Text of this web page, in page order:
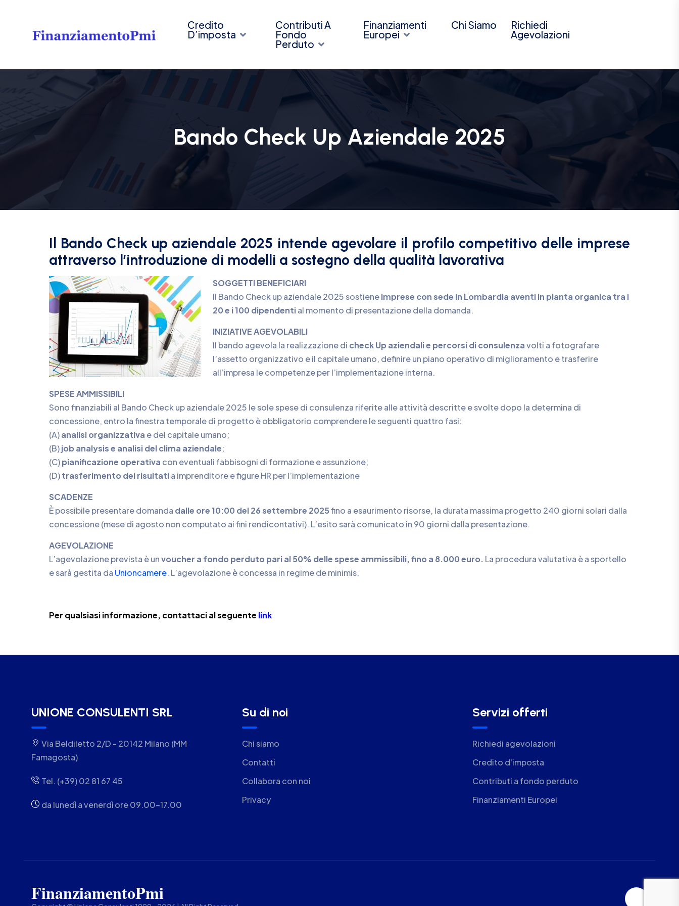
Credito
D’imposta
Contributi A
Fondo
Perduto
Finanziamenti
Europei
Chi Siamo Richiedi
Agevolazioni
Bando Check Up Aziendale 2025
Il Bando Check up aziendale 2025 intende agevolare il profilo competitivo delle imprese
attraverso l’introduzione di modelli a sostegno della qualità lavorativa
SOGGETTI BENEFICIARI
Il Bando Check up aziendale 2025 sostieneImprese con sede in Lombardia aventi in pianta organica tra i
20 e i 100 dipendential momento di presentazione della domanda.
INIZIATIVE AGEVOLABILI
Il bando agevola la realizzazione di check Up aziendali e percorsi di consulenzavolti a fotografare
l’assetto organizzativo e il capitale umano, definire un piano operativo di miglioramento e trasferire
all’impresa le competenze per l’implementazione interna.
SPESE AMMISSIBILI
Sono finanziabili al Bando Check up aziendale 2025 le sole spese di consulenza riferite alle attività descritte e svolte dopo la determina di
concessione, entro la finestra temporale di progetto è obbligatorio comprendere le seguenti quattro fasi:
(A)analisi organizzativa e del capitale umano;
(B)job analysis e analisi del clima aziendale;
(C)pianificazione operativa con eventuali fabbisogni di formazione e assunzione;
(D)trasferimento dei risultatia imprenditore e figure HR per l’implementazione
SCADENZE
È possibile presentare domanda dalle ore 10:00 del 26 settembre 2025fino a esaurimento risorse, la durata massima progetto 240 giorni solari dalla
concessione (mese di agosto non computato ai fini rendicontativi). L’esito sarà comunicato in 90 giorni dalla presentazione.
AGEVOLAZIONE
L’agevolazione prevista è unvoucher a fondo perduto pari al 50% delle spese ammissibili, fino a 8.000 euro. La procedura valutativa è a sportello
e sarà gestita da Unioncamere. L’agevolazione è concessa in regime de minimis.
Per qualsiasi informazione, contattaci al seguente link
UNIONE CONSULENTI SRL
Via Beldiletto 2/D - 20142 Milano (MM
Famagosta)
Tel. (+39) 02 81 67 45
da lunedì a venerdì ore 09.00-17.00
Su di noi
Chi siamo
Contatti
Collabora con noi
Privacy
Servizi offerti
Richiedi agevolazioni
Credito d'imposta
Contributi a fondo perduto
Finanziamenti Europei
FinanziamentoPmi